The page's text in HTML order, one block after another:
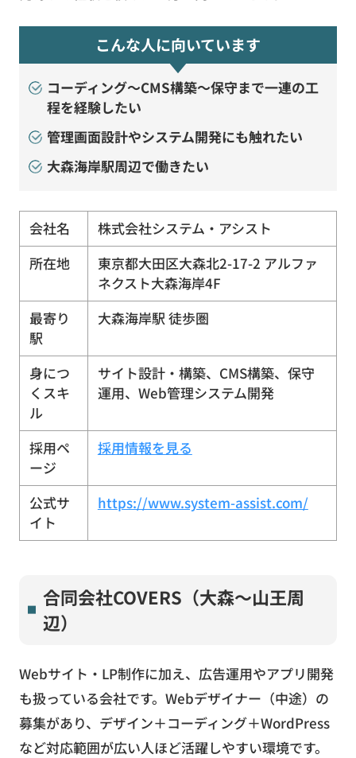
こんな人に向いています
コーディング〜CMS構築〜保守まで一連の工
程を経験したい
管理画面設計やシステム開発にも触れたい
大森海岸駅周辺で働きたい
会社名
株式会社システム・アシスト
所在地
東京都大田区大森北2-17-2 アルファ
ネクスト大森海岸4F
最寄り
駅
大森海岸駅 徒歩圏
身につ
くスキ
ル
サイト設計・構築、CMS構築、保守
運用、Web管理システム開発
採用ペ
ージ
採用情報を見る
公式サ
イト
https://www.system-assist.com/
合同会社COVERS（大森〜山王周
辺）
Webサイト・LP制作に加え、広告運用やアプリ開発
も扱っている会社です。Webデザイナー（中途）の
募集があり、デザイン＋コーディング＋WordPress
など対応範囲が広い人ほど活躍しやすい環境です。